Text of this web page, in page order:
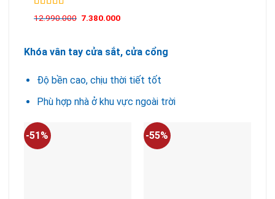
Được xếp
12.990.000 7.380.000
Khóa vân tay cửa sắt, cửa cổng
Độ bền cao, chịu thời tiết tốt
Phù hợp nhà ở khu vực ngoài trời
-51% -55%